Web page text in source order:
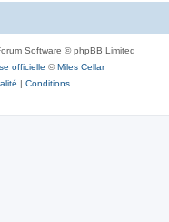
Software © phpBB Limited
officielle ©Miles Cellar
| Conditions